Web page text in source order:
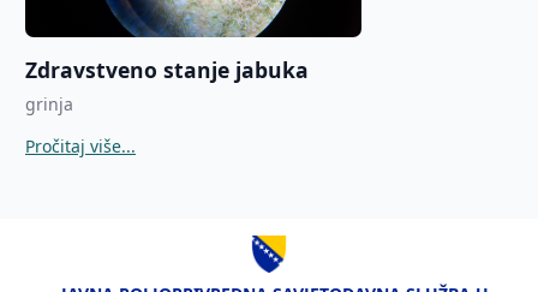
Zdravstveno stanje jabuka
grinja
Pročitaj više...